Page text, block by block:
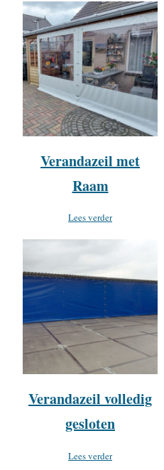
Verandazeil met
Raam
Lees verder
Verandazeil volledig
gesloten
Lees verder